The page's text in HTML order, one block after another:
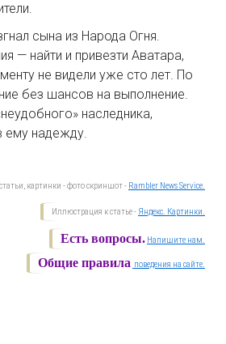
сына из Народа Огня.
— найти и привезти Аватара,
не видели уже сто лет. По
без шансов на выполнение.
наследника,
ему надежду.
картинки - фото скриншот - Rambler News Service.
Иллюстрация к статье - Яндекс. Картинки.
Есть вопросы. Напишите нам.
Общие правила поведения на сайте.